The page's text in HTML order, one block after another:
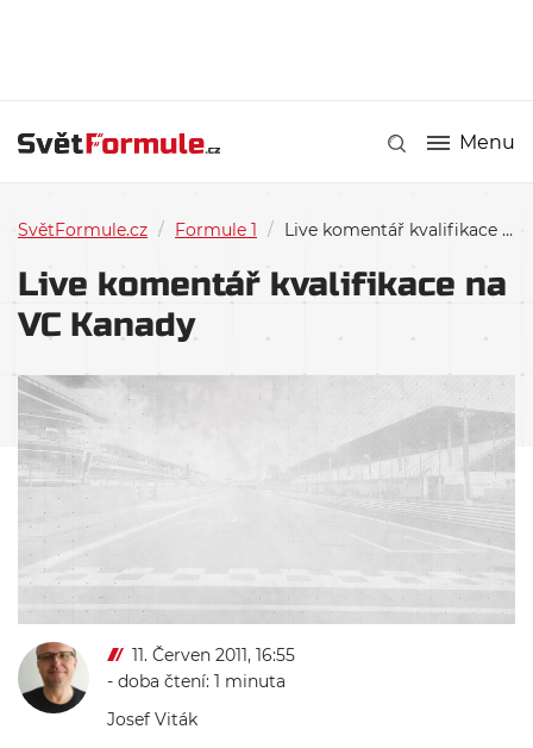
Menu
SvětFormule.cz / Formule 1 / Live komentář kvalifikace na VC Kanady
Live komentář kvalifikace na
VC Kanady
11. Červen 2011, 16:55
- doba čtení: 1 minuta
Josef Viták